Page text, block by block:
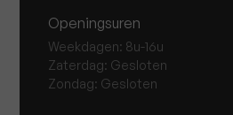
Openingsuren
Weekdagen: 8u-16u
Zaterdag: Gesloten
Zondag: Gesloten